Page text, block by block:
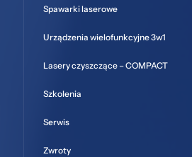
Spawarki laserowe
Urządzenia wielofunkcyjne 3w1
Lasery czyszczące – COMPACT
Szkolenia
Serwis
Zwroty